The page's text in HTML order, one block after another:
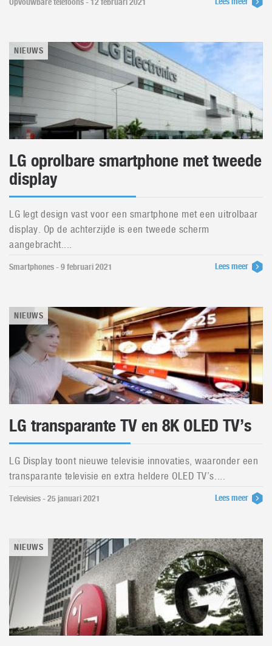
NIEUWS
LG oprolbare smartphone met tweede
display
LG legt design vast voor een smartphone met een uitrolbaar
display. Op de achterzijde is een tweede scherm
aangebracht....
Smartphones - 9 februari 2021 Lees meer
NIEUWS
LG transparante TV en 8K OLED TV’s
LG Display toont nieuwe televisie innovaties, waaronder een
transparante televisie en extra heldere OLED TV’s....
Televisies - 25 januari 2021 Lees meer
NIEUWS